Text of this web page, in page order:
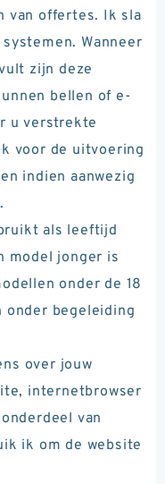
van offertes. Ik sla
Wanneer
zijn deze
bellen of e-
u verstrekte
voor de uitvoering
indien aanwezig
als leeftijd
model jonger is
onder de 18
onder begeleiding
over jouw
internetbrowser
van
ik om de website